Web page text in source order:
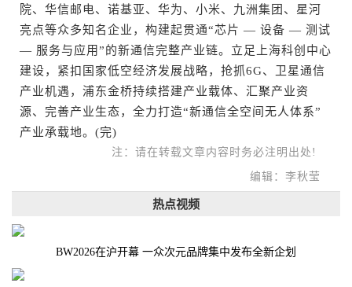
院、华信邮电、诺基亚、华为、小米、九洲集团、星河
亮点等众多知名企业，构建起贯通“芯片 — 设备 — 测试
— 服务与应用”的新通信完整产业链。立足上海科创中心
建设，紧扣国家低空经济发展战略，抢抓6G、卫星通信
产业机遇，浦东金桥持续搭建产业载体、汇聚产业资
源、完善产业生态，全力打造“新通信全空间无人体系”
产业承载地。(完)
注：请在转载文章内容时务必注明出处!
编辑：李秋莹
热点视频
BW2026在沪开幕 一众次元品牌集中发布全新企划